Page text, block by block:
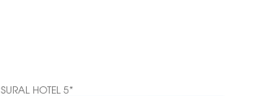
SURAL HOTEL 5*